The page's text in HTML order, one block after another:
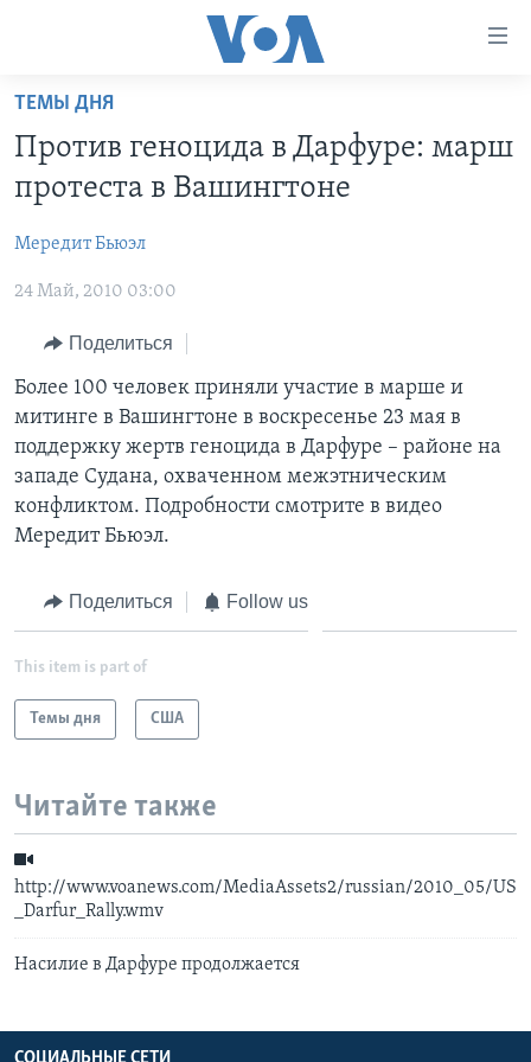
Перейти
основной
контент
Перейти
навигации
Перейти
поиск
ПРОГРАММЫ
НОВОСТИ ЗА МИНУТУ
ИТОГИ
ПОЧЕМУ ЭТО ВАЖНО?
ДИСКУССИЯ VOA
ДЕТАЛИ
НЬЮ-ЙОРК NEW YORK
АМЕРИКА. БОЛЬШОЕ ПУТЕШЕСТВИЕ
ПРОЕКТЫ
УЧИМ АНГЛИЙСКИЙ
НАША АМЕРИКАНСКАЯ ИСТОРИЯ
А КАК В АМЕРИКЕ?
АРТЕФАКТЫ
АМЕРИКАНСКИЕ ГОРОДКИ
ТЕСТЫ
ЭКСПЕРТИЗА
ИНТЕРВЬЮ
ФАКТЫ ПРОТИВ ФЕЙКОВ
ЗА СВОБОДУ ПРЕССЫ
УЧИМ АНГЛИЙСКИЙ
ВИДЕО
ПОДПИСКА НА НОВОСТИ
СОЦИАЛЬНЫЕ СЕТИ
ТЕМЫ ДНЯ
Против геноцида в Дарфуре: марш
протеста в Вашингтоне
Мередит Бьюэл
24 Май, 2010 03:00
Поделиться
Более 100 человек приняли участие в марше и
митинге в Вашингтоне в воскресенье 23 мая в
поддержку жертв геноцида в Дарфуре – районе на
западе Судана, охваченном межэтническим
конфликтом. Подробности смотрите в видео
Мередит Бьюэл.
Поделиться Follow us
This item is part of
Темы дня США
Читайте также
http://www.voanews.com/MediaAssets2/russian/2010_05/US
_Darfur_Rally.wmv
Насилие в Дарфуре продолжается